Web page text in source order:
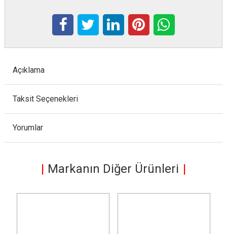
Açıklama
Taksit Seçenekleri
Yorumlar
Markanın Diğer Ürünleri